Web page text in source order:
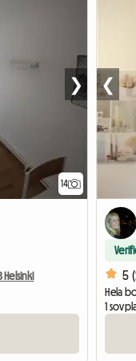
14
❯
Helsinki
❮
5
Hela
1